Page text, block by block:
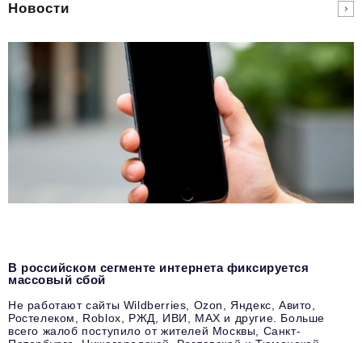
Новости
В российском сегменте интернета фиксируется
массовый сбой
Не работают сайты Wildberries, Ozon, Яндекс, Авито,
Ростелеком, Roblox, РЖД, ИВИ, MAX и другие. Больше
всего жалоб поступило от жителей Москвы, Санкт-